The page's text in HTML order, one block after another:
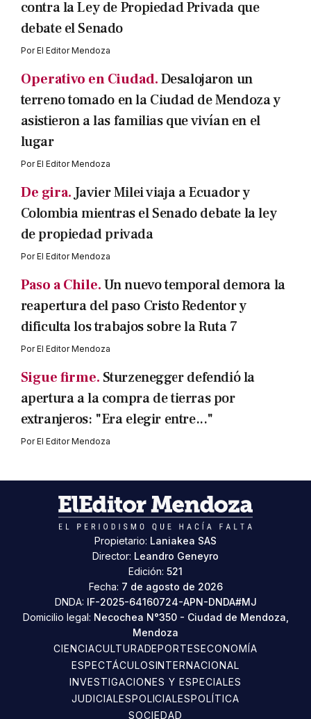
contra la Ley de Propiedad Privada que
debate el Senado
PorEl Editor Mendoza
Operativo en Ciudad.Desalojaron un
terreno tomado en la Ciudad de Mendoza y
asistieron a las familias que vivían en el
lugar
PorEl Editor Mendoza
De gira. Javier Milei viaja a Ecuador y
Colombia mientras el Senado debate la ley
de propiedad privada
PorEl Editor Mendoza
Paso a Chile.Un nuevo temporal demora la
reapertura del paso Cristo Redentor y
dificulta los trabajos sobre la Ruta 7
PorEl Editor Mendoza
Sigue firme. Sturzenegger defendió la
apertura a la compra de tierras por
extranjeros: "Era elegir entre..."
PorEl Editor Mendoza
Propietario: Laniakea SAS
Director: Leandro Geneyro
Edición: 521
Fecha: 7 de agosto de 2026
DNDA: IF-2025-64160724-APN-DNDA#MJ
Domicilio legal: Necochea N°350 - Ciudad de Mendoza,
Mendoza
CIENCIACULTURADEPORTESECONOMÍA
ESPECTÁCULOSINTERNACIONAL
INVESTIGACIONES Y ESPECIALES
JUDICIALESPOLICIALESPOLÍTICA
SOCIEDAD